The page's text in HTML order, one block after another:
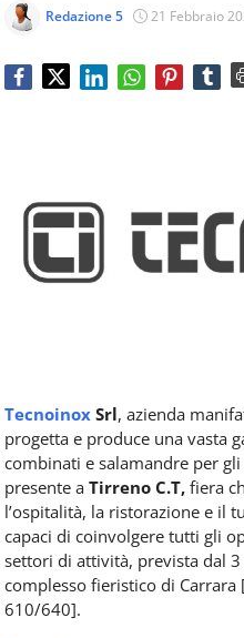
consumi
del
Food
novità
del
comparto
Horeca.
Redazione 5 21 Febbraio
Tecnoinox Srl, azienda
progetta e produce una vasta
combinati e salamandre per gli
presente a Tirreno C.T, fiera
l’ospitalità, la ristorazione e il
capaci di coinvolgere tutti gli
settori di attività, prevista dal
complesso fieristico di
610/640].